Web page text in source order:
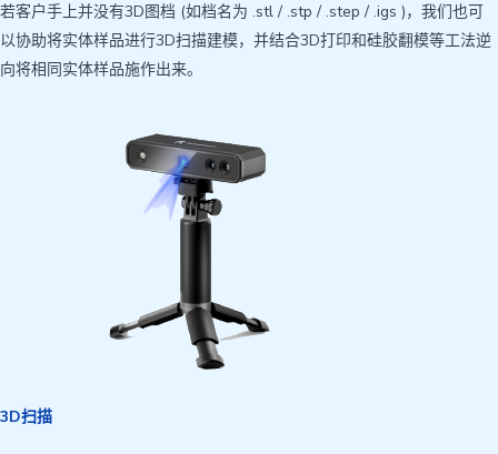
若客户手上并没有3D图档 (如档名为 .stl / .stp / .step / .igs )，我们也可
以协助将实体样品进行3D扫描建模，并结合3D打印和硅胶翻模等工法逆
向将相同实体样品施作出来。
3D扫描